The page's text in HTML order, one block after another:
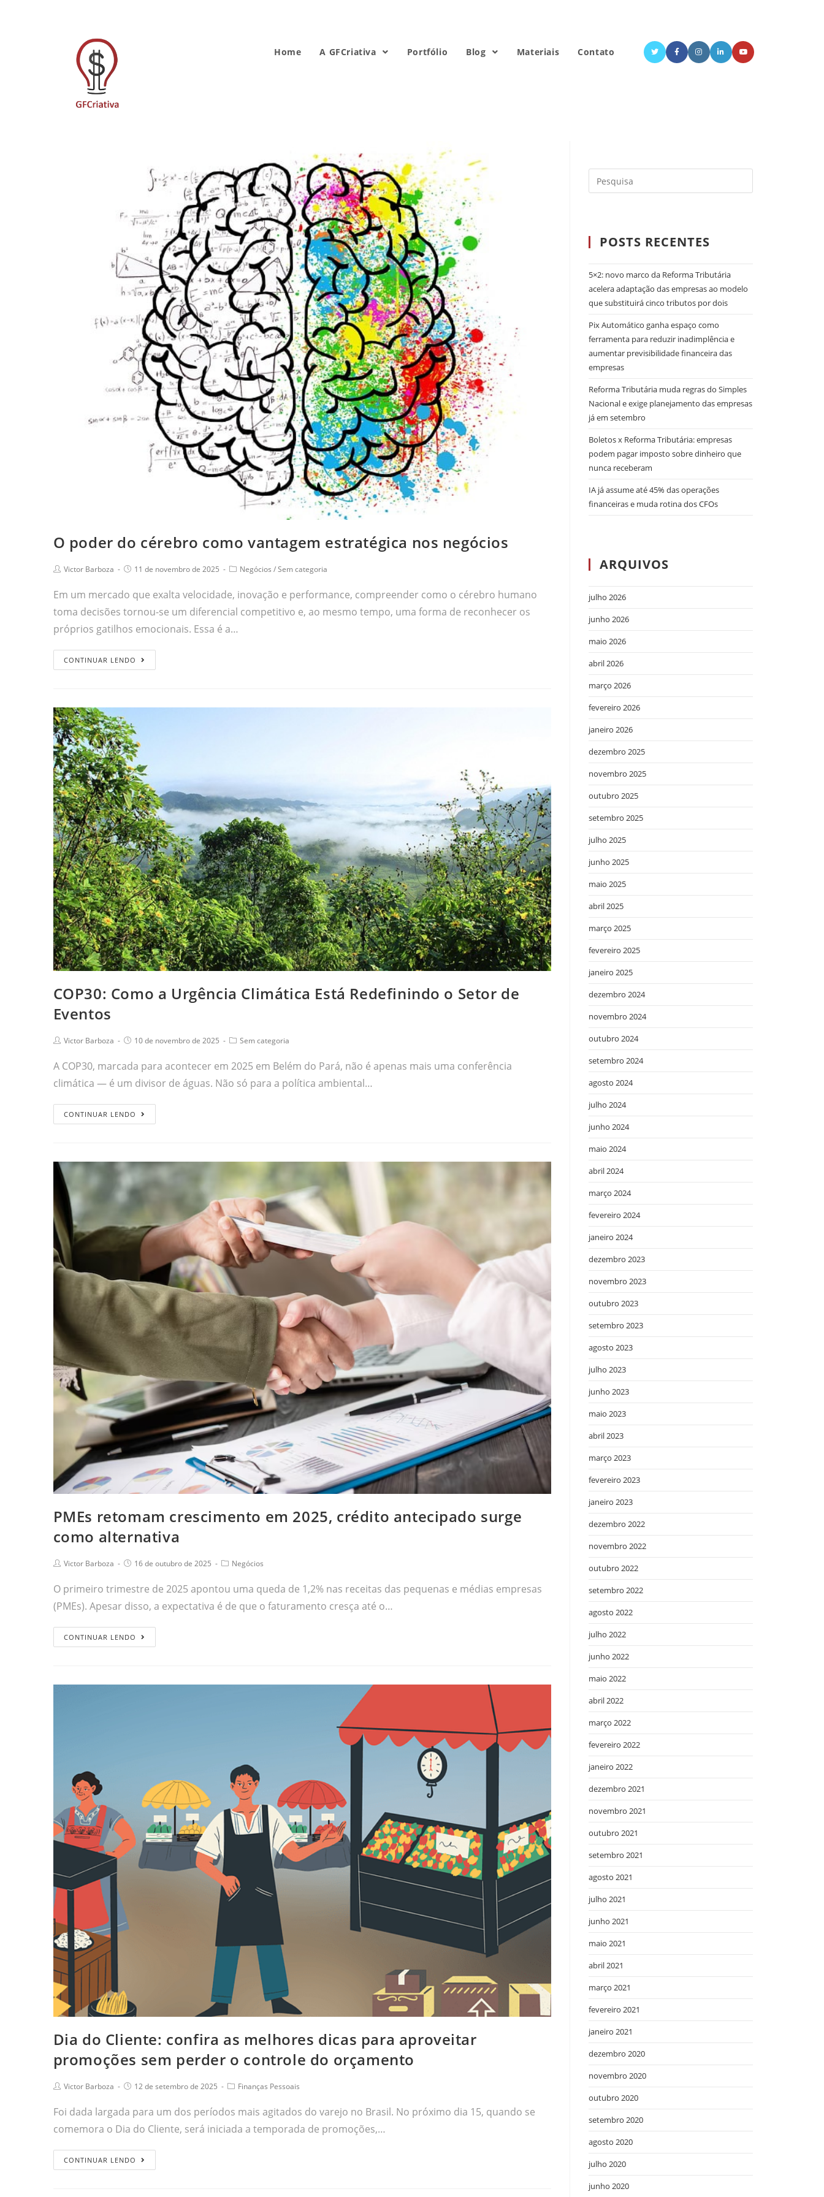
Home A GFCriativa Portfólio Blog Materiais Contato
O poder do cérebro como vantagem estratégica nos negócios
Victor Barboza 11 de novembro de 2025 Negócios /Sem categoria
Em um mercado que exalta velocidade, inovação e performance, compreender como o cérebro humano
toma decisões tornou-se um diferencial competitivo e, ao mesmo tempo, uma forma de reconhecer os
próprios gatilhos emocionais. Essa é a…
CONTINUAR LENDO
COP30: Como a Urgência Climática Está Redefinindo o Setor de
Eventos
Victor Barboza 10 de novembro de 2025 Sem categoria
A COP30, marcada para acontecer em 2025 em Belém do Pará, não é apenas mais uma conferência
climática — é um divisor de águas. Não só para a política ambiental…
CONTINUAR LENDO
PMEs retomam crescimento em 2025, crédito antecipado surge
como alternativa
Victor Barboza 16 de outubro de 2025 Negócios
O primeiro trimestre de 2025 apontou uma queda de 1,2% nas receitas das pequenas e médias empresas
(PMEs). Apesar disso, a expectativa é de que o faturamento cresça até o…
CONTINUAR LENDO
Dia do Cliente: confira as melhores dicas para aproveitar
promoções sem perder o controle do orçamento
Victor Barboza 12 de setembro de 2025 Finanças Pessoais
Foi dada largada para um dos períodos mais agitados do varejo no Brasil. No próximo dia 15, quando se
comemora o Dia do Cliente, será iniciada a temporada de promoções,…
CONTINUAR LENDO
POSTS RECENTES
5×2: novo marco da Reforma Tributária
acelera adaptação das empresas ao modelo
que substituirá cinco tributos por dois
Pix Automático ganha espaço como
ferramenta para reduzir inadimplência e
aumentar previsibilidade financeira das
empresas
Reforma Tributária muda regras do Simples
Nacional e exige planejamento das empresas
já em setembro
Boletos x Reforma Tributária: empresas
podem pagar imposto sobre dinheiro que
nunca receberam
IA já assume até 45% das operações
financeiras e muda rotina dos CFOs
ARQUIVOS
julho 2026
junho 2026
maio 2026
abril 2026
março 2026
fevereiro 2026
janeiro 2026
dezembro 2025
novembro 2025
outubro 2025
setembro 2025
julho 2025
junho 2025
maio 2025
abril 2025
março 2025
fevereiro 2025
janeiro 2025
dezembro 2024
novembro 2024
outubro 2024
setembro 2024
agosto 2024
julho 2024
junho 2024
maio 2024
abril 2024
março 2024
fevereiro 2024
janeiro 2024
dezembro 2023
novembro 2023
outubro 2023
setembro 2023
agosto 2023
julho 2023
junho 2023
maio 2023
abril 2023
março 2023
fevereiro 2023
janeiro 2023
dezembro 2022
novembro 2022
outubro 2022
setembro 2022
agosto 2022
julho 2022
junho 2022
maio 2022
abril 2022
março 2022
fevereiro 2022
janeiro 2022
dezembro 2021
novembro 2021
outubro 2021
setembro 2021
agosto 2021
julho 2021
junho 2021
maio 2021
abril 2021
março 2021
fevereiro 2021
janeiro 2021
dezembro 2020
novembro 2020
outubro 2020
setembro 2020
agosto 2020
julho 2020
junho 2020